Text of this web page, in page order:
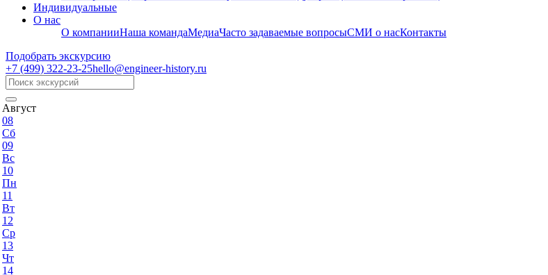
Индивидуальные
О нас
О компанииНаша командаМедиаЧасто задаваемые вопросыСМИ о насКонтакты
Подобрать экскурсию
+7 (499) 322-23-25hello@engineer-history.ru
Август
08
Сб
09
Вс
10
Пн
11
Вт
12
Ср
13
Чт
14